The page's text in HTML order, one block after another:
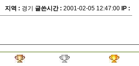
지역 : 경기 글쓴시간 : 2001-02-05 12:47:00 IP :